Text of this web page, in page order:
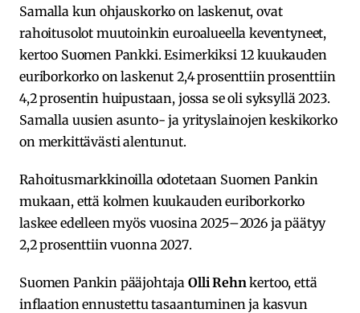
Samalla kun ohjauskorko on laskenut, ovat
rahoitusolot muutoinkin euroalueella keventyneet,
kertoo Suomen Pankki. Esimerkiksi 12 kuukauden
euriborkorko on laskenut 2,4 prosenttiin prosenttiin
4,2 prosentin huipustaan, jossa se oli syksyllä 2023.
Samalla uusien asunto- ja yrityslainojen keskikorko
on merkittävästi alentunut.
Rahoitusmarkkinoilla odotetaan Suomen Pankin
mukaan, että kolmen kuukauden euriborkorko
laskee edelleen myös vuosina 2025–2026 ja päätyy
2,2 prosenttiin vuonna 2027.
Suomen Pankin pääjohtaja Olli Rehnkertoo, että
inflaation ennustettu tasaantuminen ja kasvun